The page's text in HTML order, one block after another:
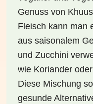
Genuss von
Fleisch kann man
aus saisonalem
und Zucchini
wie Koriander
Diese Mischung
gesunde